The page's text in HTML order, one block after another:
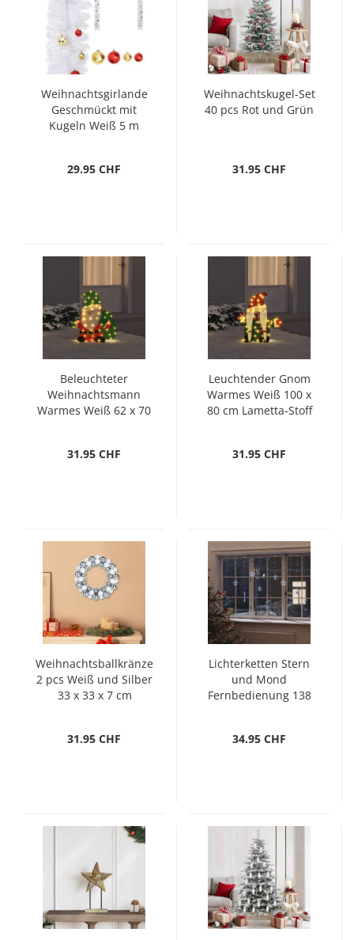
Weihnachtsgirlande
Geschmückt mit
Kugeln Weiß 5 m
29.95 CHF
Weihnachtskugel-Set
40 pcs Rot und Grün
31.95 CHF
Beleuchteter
Weihnachtsmann
Warmes Weiß 62 x 70
31.95 CHF
Leuchtender Gnom
Warmes Weiß 100 x
80 cm Lametta-Stoff
31.95 CHF
Weihnachtsballkränze
2 pcs Weiß und Silber
33 x 33 x 7 cm
31.95 CHF
Lichterketten Stern
und Mond
Fernbedienung 138
34.95 CHF